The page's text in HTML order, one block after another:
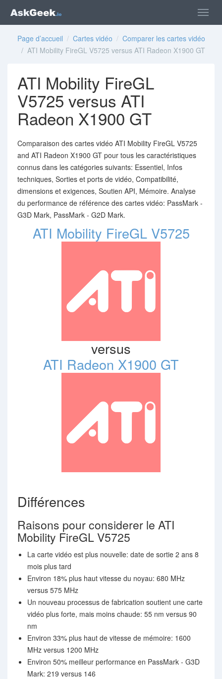
Page d’accueil / Cartes vidéo / Comparer les cartes vidéo
/ ATI Mobility FireGL V5725 versus ATI Radeon X1900 GT
ATI Mobility FireGL
V5725 versus ATI
Radeon X1900 GT
Comparaison des cartes vidéo ATI Mobility FireGL V5725
and ATI Radeon X1900 GT pour tous les caractéristiques
connus dans les catégories suivants: Essentiel, Infos
techniques, Sorties et ports de vidéo, Compatibilité,
dimensions et exigences, Soutien API, Mémoire. Analyse
du performance de référence des cartes vidéo: PassMark -
G3D Mark, PassMark - G2D Mark.
ATI Mobility FireGL V5725
versus
ATI Radeon X1900 GT
Différences
Raisons pour considerer le ATI
Mobility FireGL V5725
La carte vidéo est plus nouvelle: date de sortie 2 ans 8
mois plus tard
Environ 18% plus haut vitesse du noyau: 680 MHz
versus 575 MHz
Un nouveau processus de fabrication soutient une carte
vidéo plus forte, mais moins chaude: 55 nm versus 90
nm
Environ 33% plus haut de vitesse de mémoire: 1600
MHz versus 1200 MHz
Environ 50% meilleur performance en PassMark - G3D
Mark: 219 versus 146